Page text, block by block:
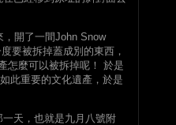
開了一間John Snow
要被拆掉蓋成別的東西，
怎麼可以被拆掉呢！ 於是
此重要的文化遺產，於是
天，也就是九月八號附